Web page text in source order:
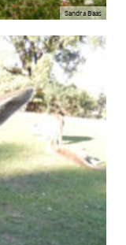
Sandra Baas